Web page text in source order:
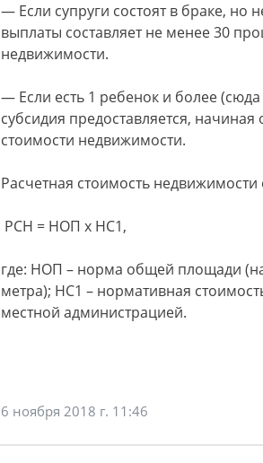
— Если супруги состоят в браке, но
выплаты составляет не менее 30
недвижимости.
— Если есть 1 ребенок и более
субсидия предоставляется,
стоимости недвижимости.
Расчетная стоимость
РСН = НОП х НС1,
где: НОП – норма общей площади
метра); НС1 – нормативная
местной администрацией.
6 ноября 2018 г. 11:46